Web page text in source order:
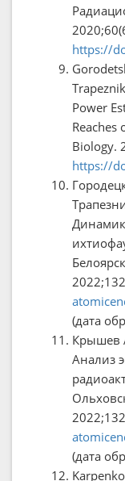
https://
Power
Reaches
Biology.
https://
(дата
Крышев
Анализ
(дата